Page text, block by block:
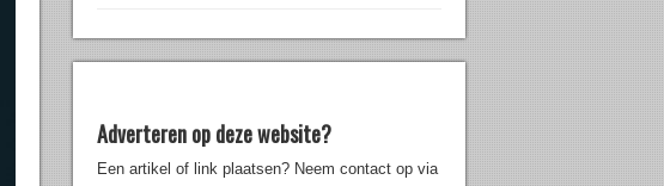
Adverteren op deze website?
Een artikel of link plaatsen? Neem contact op via